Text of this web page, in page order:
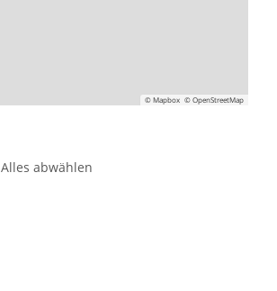
© Mapbox © OpenStreetMap
Alles abwählen